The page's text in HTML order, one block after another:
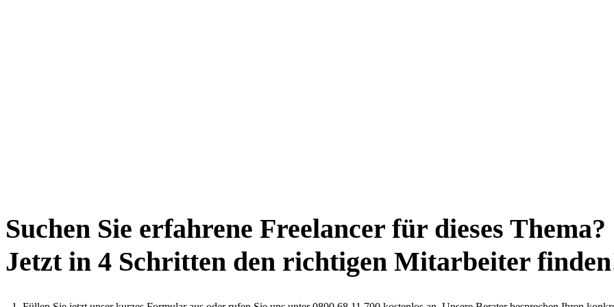
Suchen Sie erfahrene Freelancer für dieses Thema?
Jetzt in 4 Schritten den richtigen Mitarbeiter